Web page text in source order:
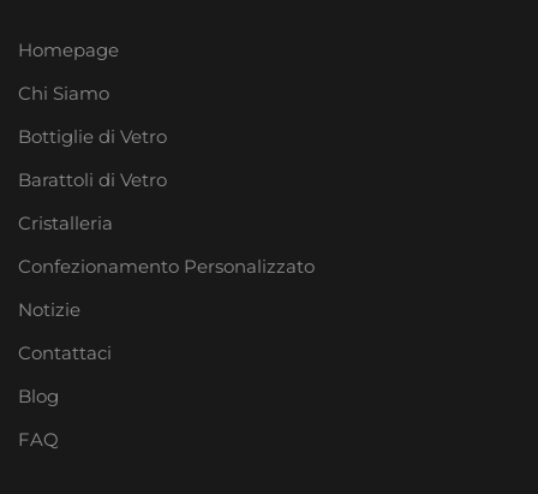
Homepage
Chi Siamo
Bottiglie di Vetro
Barattoli di Vetro
Cristalleria
Confezionamento Personalizzato
Notizie
Contattaci
Blog
FAQ